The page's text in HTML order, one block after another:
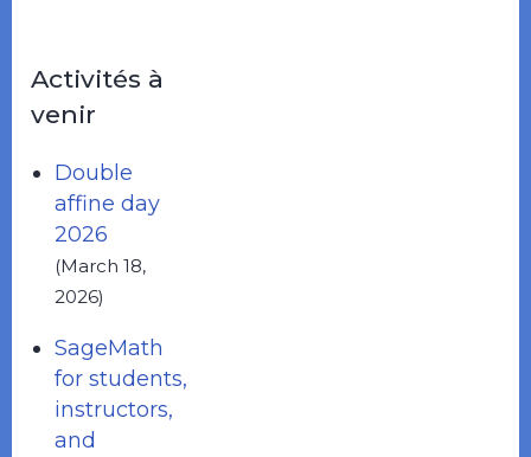
Activités à
venir
Double
affine day
2026
(March 18,
2026)
SageMath
for students,
instructors,
and